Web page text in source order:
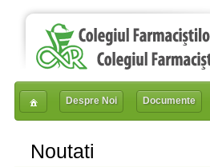
Despre Noi Documente
Noutati